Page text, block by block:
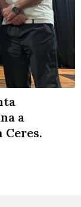
a
Ceres.